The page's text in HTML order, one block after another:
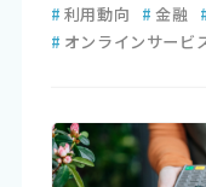
# 利用動向 # 金融
# オンラインサービ